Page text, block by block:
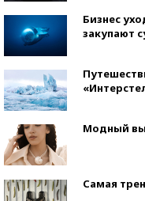
Бизнес
закупают
Модный
Самая